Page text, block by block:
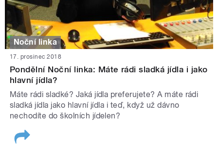
Noční linka
17. prosinec 2018
Pondělní Noční linka: Máte rádi sladká jídla i jako
hlavní jídla?
Máte rádi sladké? Jaká jídla preferujete? A máte rádi
sladká jídla jako hlavní jídla i teď, když už dávno
nechodíte do školních jídelen?